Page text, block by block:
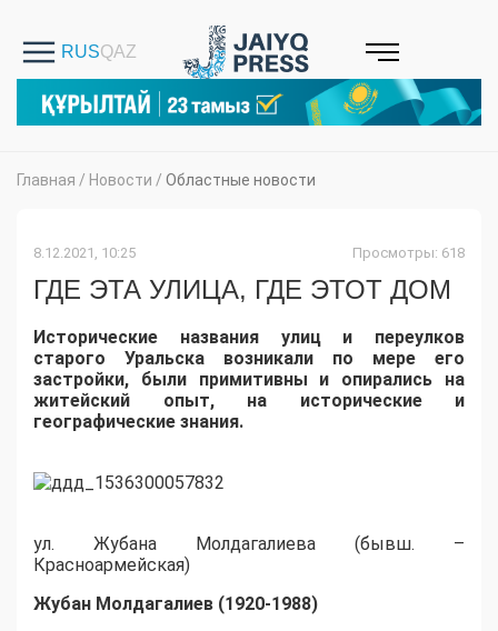
Главная / Новости / Областные новости
8.12.2021, 10:25 Просмотры: 618
ГДЕ ЭТА УЛИЦА, ГДЕ ЭТОТ ДОМ
Исторические названия улиц и переулков
старого Уральска возникали по мере его
застройки, были примитивны и опирались на
житейский опыт, на исторические и
географические знания.
ул. Жубана Молдагалиева (бывш. –
Красноармейская)
Жубан Молдагалиев (1920-1988)